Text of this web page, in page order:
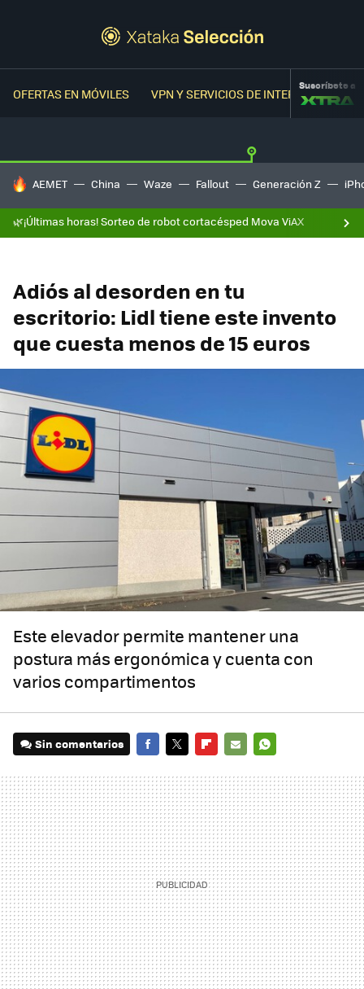
OFERTAS EN MÓVILES VPN Y SERVICIOS DE INTERNETSuscríbete a
HOY SE HABLA DE
AEMET China Waze Fallout Generación Z
🌿¡Últimas horas! Sorteo de robot cortacésped Mova ViAX
Adiós al desorden en tu
escritorio: Lidl tiene este invento
que cuesta menos de 15 euros
Este elevador permite mantener una
postura más ergonómica y cuenta con
varios compartimentos
Sin comentarios
MAIL